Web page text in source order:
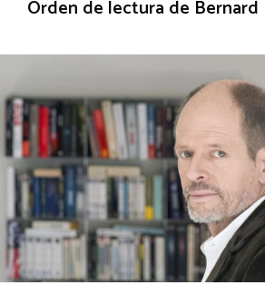
Orden de lectura de Bernard